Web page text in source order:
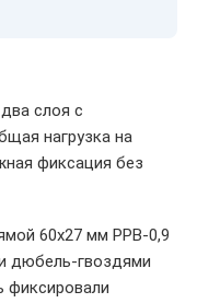
слоя с
нагрузка на
фиксация без
60х27 мм PPB-0,9
дюбель-гвоздями
фиксировали